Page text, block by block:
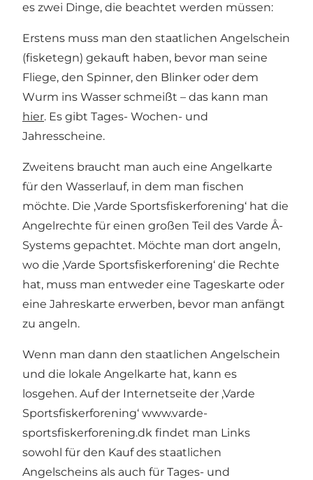
es zwei Dinge, die beachtet werden müssen:
Erstens muss man den staatlichen Angelschein
(fisketegn) gekauft haben, bevor man seine
Fliege, den Spinner, den Blinker oder dem
Wurm ins Wasser schmeißt – das kann man
hier. Es gibt Tages- Wochen- und
Jahresscheine.
Zweitens braucht man auch eine Angelkarte
für den Wasserlauf, in dem man fischen
möchte. Die ‚Varde Sportsfiskerforening‘ hat die
Angelrechte für einen großen Teil des Varde Å-
Systems gepachtet. Möchte man dort angeln,
wo die ‚Varde Sportsfiskerforening‘ die Rechte
hat, muss man entweder eine Tageskarte oder
eine Jahreskarte erwerben, bevor man anfängt
zu angeln.
Wenn man dann den staatlichen Angelschein
und die lokale Angelkarte hat, kann es
losgehen. Auf der Internetseite der ‚Varde
Sportsfiskerforening‘ www.varde-
sportsfiskerforening.dk findet man Links
sowohl für den Kauf des staatlichen
Angelscheins als auch für Tages- und